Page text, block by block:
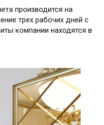
производится на
трех рабочих дней с
компании находятся в